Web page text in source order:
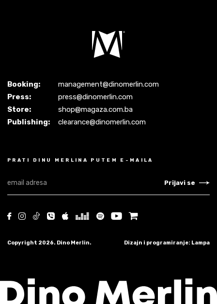
Booking:
management@dinomerlin.com
Press:
press@dinomerlin.com
Store:
shop@magaza.com.ba
Publishing:
clearance@dinomerlin.com
PRATI DINU MERLINA PUTEM E-MAILA
Prijavi se
Copyright 2026. Dino Merlin. Dizajn i programiranje: Lampa